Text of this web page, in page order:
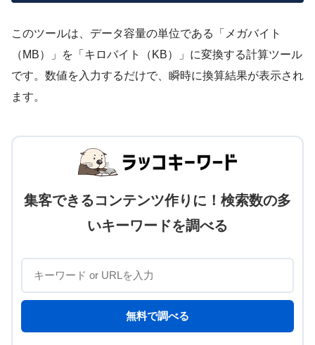
このツールは、データ容量の単位である「メガバイト
（MB）」を「キロバイト（KB）」に変換する計算ツール
です。数値を入力するだけで、瞬時に換算結果が表示され
ます。
集客できるコンテンツ作りに！検索数の多
いキーワードを調べる
無料で調べる